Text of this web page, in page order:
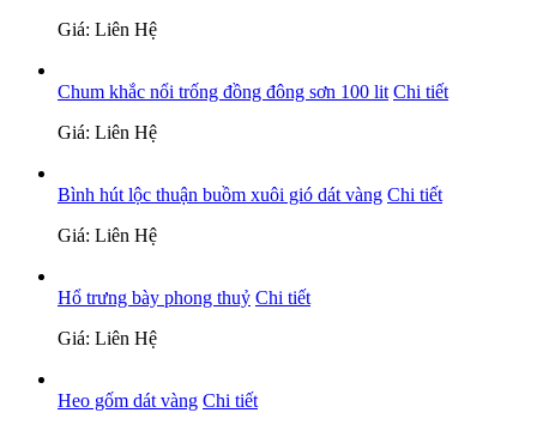
Giá: Liên Hệ
Chum khắc nổi trống đồng đông sơn 100 lit Chi tiết
Giá: Liên Hệ
Bình hút lộc thuận buồm xuôi gió dát vàng Chi tiết
Giá: Liên Hệ
Hổ trưng bày phong thuỷ Chi tiết
Giá: Liên Hệ
Heo gốm dát vàng Chi tiết